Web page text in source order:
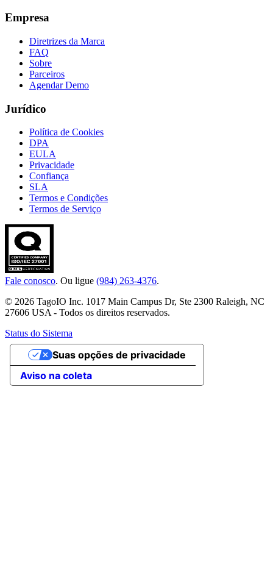
Empresa
Diretrizes da Marca
FAQ
Sobre
Parceiros
Agendar Demo
Jurídico
Política de Cookies
DPA
EULA
Privacidade
Confiança
SLA
Termos e Condições
Termos de Serviço
Fale conosco. Ou ligue (984) 263-4376.
© 2026 TagoIO Inc. 1017 Main Campus Dr, Ste 2300 Raleigh, NC
27606 USA - Todos os direitos reservados.
Status do Sistema
Aviso na coleta
Suas opções de privacidade